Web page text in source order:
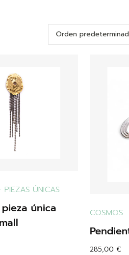
PIEZAS ÚNICAS
única
COSMOS -
285,00 €